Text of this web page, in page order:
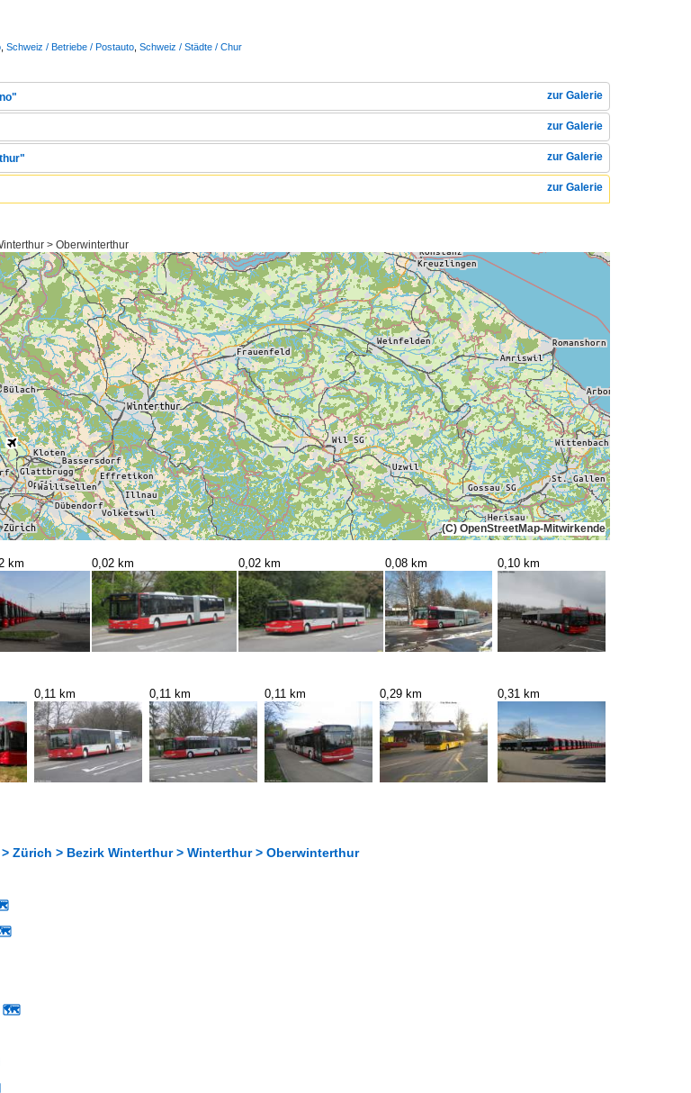
Schweiz / Betriebe / Postauto Schweiz / Städte / Chur
zur Galerie
zur Galerie
zur Galerie
zur Galerie
> Oberwinterthur
(C) OpenStreetMap-Mitwirkende
km 0,02 km 0,02 km 0,08 km 0,10 km
0,11 km 0,11 km 0,11 km 0,29 km 0,31 km
Zürich > Bezirk Winterthur > Winterthur > Oberwinterthur
🗺